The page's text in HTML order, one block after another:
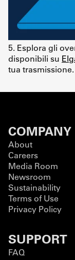
5. Esplora gli
disponibili su
tua trasmissione.
COMPANY
About
Careers
Media Room
Newsroom
Sustainability
Terms of Use
Privacy Policy
SUPPORT
FAQ